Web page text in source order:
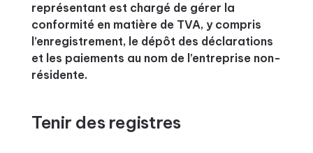
représentant est chargé de gérer la
conformité en matière de TVA, y compris
l’enregistrement, le dépôt des déclarations
et les paiements au nom de l’entreprise non-
résidente.
Tenir des registres